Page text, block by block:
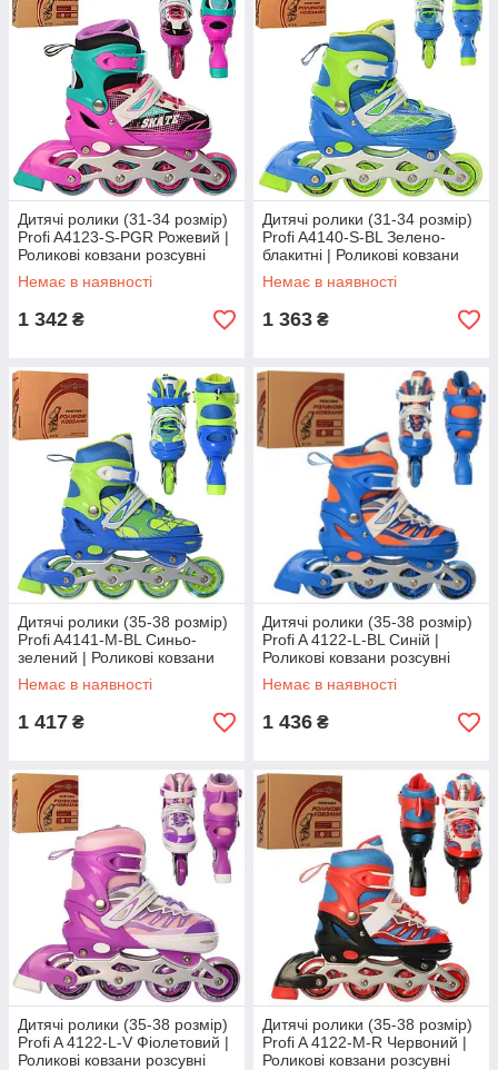
Дитячі ролики (31-34 розмір)
Profi A4123-S-PGR Рожевий |
Роликові ковзани розсувні
Немає в наявності
1 342 ₴
Дитячі ролики (31-34 розмір)
Profi A4140-S-BL Зелено-
блакитні | Роликові ковзани
розсувні
Немає в наявності
1 363 ₴
Дитячі ролики (35-38 розмір)
Profi A4141-M-BL Синьо-
зелений | Роликові ковзани
розсувні
Немає в наявності
1 417 ₴
Дитячі ролики (35-38 розмір)
Profi A 4122-L-BL Синій |
Роликові ковзани розсувні
Немає в наявності
1 436 ₴
Дитячі ролики (35-38 розмір)
Profi A 4122-L-V Фіолетовий |
Роликові ковзани розсувні
Дитячі ролики (35-38 розмір)
Profi A 4122-M-R Червоний |
Роликові ковзани розсувні